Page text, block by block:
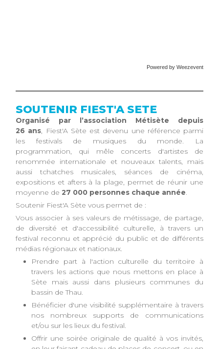
SOUTENIR FIEST'A SETE
Organisé par l’association Métisète depuis
26 ans, Fiest'A Sète est devenu une référence parmi
les festivals de musiques du monde. La
programmation, qui mêle concerts d'artistes de
renommée internationale et nouveaux talents, mais
aussi tchatches musicales, séances de cinéma,
expositions et afters à la plage, permet de réunir une
Soutenir Fiest'A Sète vous permet de :
Vous associer à ses valeurs de métissage, de partage,
de diversité et d'accessibilité culturelle, à travers un
festival reconnu et apprécié du public et de différents
médias régionaux et nationaux.
Prendre part à l'action culturelle du territoire à
travers les actions que nous mettons en place à
Sète mais aussi dans plusieurs communes du
bassin de Thau.
Bénéficier d'une visibilité supplémentaire à travers
nos nombreux supports de communications
et/ou sur les lieux du festival.